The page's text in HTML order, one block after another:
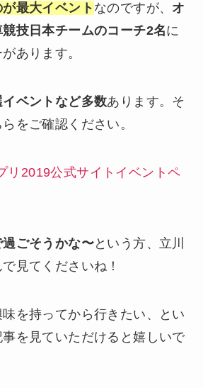
最大イベント なのですが、 オ
技日本チームのコーチ2名に
あります。
イベントなど多数あります。そ
をご確認ください。
リ2019公式サイトイベントペ
ごそうかな〜という方、立川
見てくださいね！
を持ってから行きたい、とい
を見ていただけると嬉しいで